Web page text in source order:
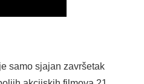
samo sjajan završetak